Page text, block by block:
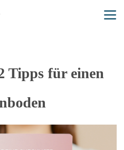
Tipps für einen